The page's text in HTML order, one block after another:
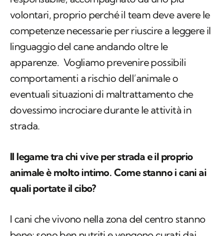
linguaggio del cane andando oltre le
apparenze. Vogliamo prevenire possibili
comportamenti a rischio dell’animale o
eventuali situazioni di maltrattamento che
dovessimo incrociare durante le attività in
strada.
Il legame tra chi vive per strada e il proprio
animale è molto intimo. Come stanno i cani ai
I cani che vivono nella zona del centro stanno
bene: sono ben nutriti e vengono curati dai
incontrano per strada. Il discorso cambia nelle